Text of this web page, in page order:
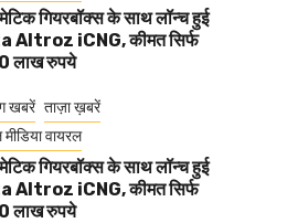
गियरबॉक्स के साथ लॉन्च हुई
Altroz iCNG, कीमत सिर्फ
लाख रुपये
खबरें ताज़ा ख़बरें
वायरल
गियरबॉक्स के साथ लॉन्च हुई
Altroz iCNG, कीमत सिर्फ
लाख रुपये